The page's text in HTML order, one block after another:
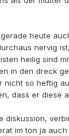
heute
nervig
heilig sind
in den dreck
nicht so heftig
dass er diese
diskussion,
im ton ja auch